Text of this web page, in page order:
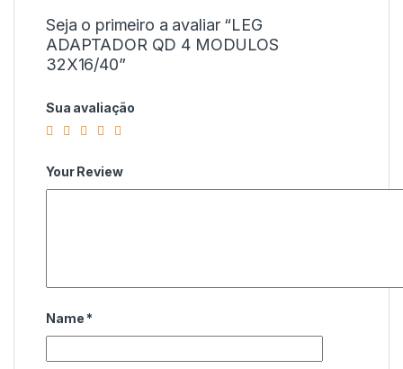
Seja o primeiro a avaliar “LEG
ADAPTADOR QD 4 MODULOS
32X16/40”
Sua avaliação
Your Review
Name *